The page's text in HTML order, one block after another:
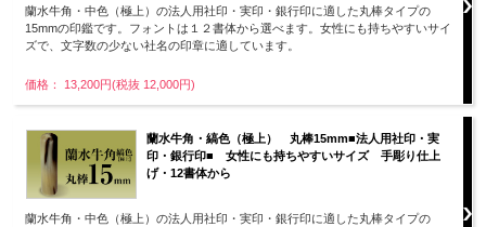
蘭水牛角・中色（極上）の法人用社印・実印・銀行印に適した丸棒タイプの
15mmの印鑑です。フォントは１２書体から選べます。女性にも持ちやすいサイ
ズで、文字数の少ない社名の印章に適しています。
価格： 13,200円(税抜 12,000円)
蘭水牛角・縞色（極上） 丸棒15mm■法人用社印・実
印・銀行印■ 女性にも持ちやすいサイズ 手彫り仕上
げ・12書体から
蘭水牛角・中色（極上）の法人用社印・実印・銀行印に適した丸棒タイプの